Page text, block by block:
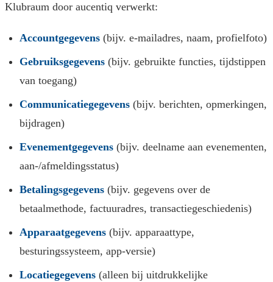
Klubraum door aucentiq verwerkt:
Accountgegevens (bijv. e-mailadres, naam, profielfoto)
Gebruiksgegevens (bijv. gebruikte functies, tijdstippen
van toegang)
Communicatiegegevens (bijv. berichten, opmerkingen,
bijdragen)
Evenementgegevens (bijv. deelname aan evenementen,
aan-/afmeldingsstatus)
Betalingsgegevens (bijv. gegevens over de
betaalmethode, factuuradres, transactiegeschiedenis)
Apparaatgegevens (bijv. apparaattype,
besturingssysteem, app-versie)
Locatiegegevens (alleen bij uitdrukkelijke